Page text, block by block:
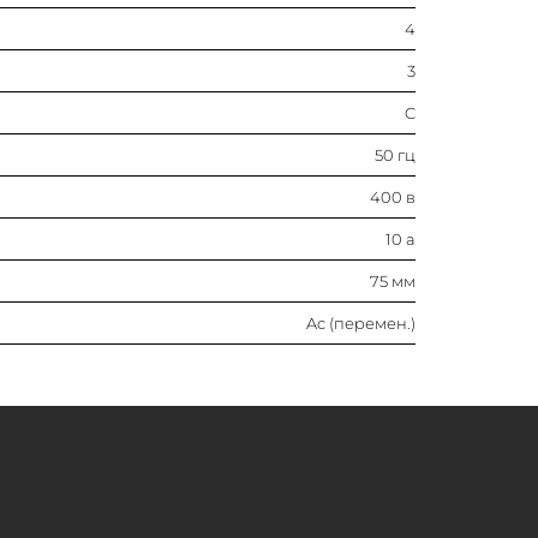
Ac (перемен.)
4
3
C
50 гц
400 в
10 а
75 мм
Ac (перемен.)